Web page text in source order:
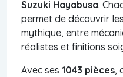
Suzuki Hayabusa.
permet de découvrir
mythique, entre
réalistes et finitions
Avec ses 1043 pièces,